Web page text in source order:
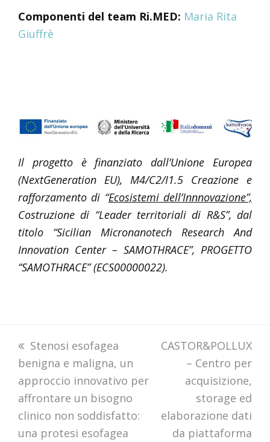
Componenti del team Ri.MED: Maria Rita
Giuffrè
Il progetto è finanziato dall’Unione Europea
(NextGeneration EU), M4/C2/I1.5 Creazione e
rafforzamento di “Ecosistemi dell’Innnovazione”,
Costruzione di “Leader territoriali di R&S”, dal
titolo “Sicilian Micronanotech Research And
Innovation Center – SAMOTHRACE”, PROGETTO
“SAMOTHRACE” (ECS00000022).
previous
post:
Stenosi esofagea
benigna e maligna, un
approccio innovativo per
affrontare un bisogno
clinico non soddisfatto:
una protesi esofagea
next
post:
CASTOR&POLLUX
– Centro per
acquisizione,
storage ed
elaborazione dati
da piattaforma